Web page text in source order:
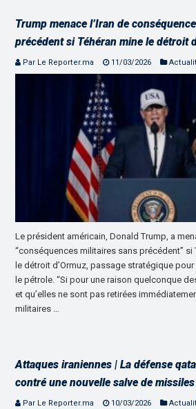
Trump menace l’Iran de
précédent si Téhéran mine le détroit
Par Le Reporter.ma 11/03/2026
Le président américain, Donald Trump, a
“conséquences militaires sans précédent” si
le détroit d’Ormuz, passage stratégique
le pétrole. “Si pour une raison quelconque
et qu’elles ne sont pas retirées
militaires …
Attaques iraniennes | La défense
contré une nouvelle salve de missiles
Par Le Reporter.ma 10/03/2026